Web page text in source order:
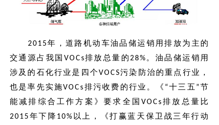
2015年，道路机动车油品储运销用排放为主的
交通源占我国VOCs排放总量的28%。油品储运销用
涉及的石化行业是四个VOCS污染防治的重点行业，
也是率先实施VOCs排污收费的行业。《“十三五”节
能减排综合工作方案》要求全国VOCs排放总量比
2015年下降10%以上，《打赢蓝天保卫战三年行动